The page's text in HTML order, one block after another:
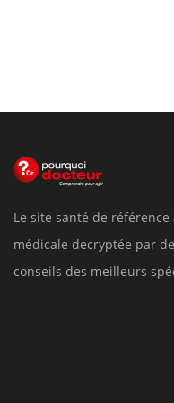
Le site santé de
médicale decryptée par
conseils des meilleurs